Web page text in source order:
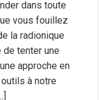
dans toute
vous fouillez
la radionique
tenter une
approche en
à notre